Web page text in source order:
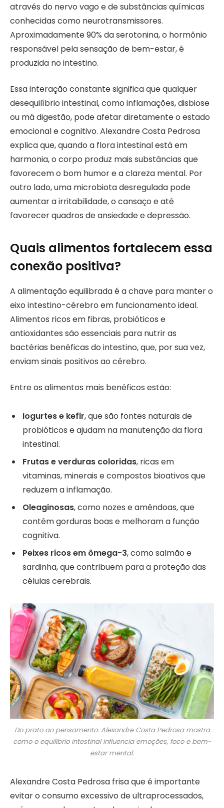
através do nervo vago e de substâncias químicas
conhecidas como neurotransmissores.
Aproximadamente 90% da serotonina, o hormônio
responsável pela sensação de bem-estar, é
produzida no intestino.
Essa interação constante significa que qualquer
desequilíbrio intestinal, como inflamações, disbiose
ou má digestão, pode afetar diretamente o estado
emocional e cognitivo. Alexandre Costa Pedrosa
explica que, quando a flora intestinal está em
harmonia, o corpo produz mais substâncias que
favorecem o bom humor e a clareza mental. Por
outro lado, uma microbiota desregulada pode
aumentar a irritabilidade, o cansaço e até
favorecer quadros de ansiedade e depressão.
Quais alimentos fortalecem essa
conexão positiva?
A alimentação equilibrada é a chave para manter o
eixo intestino-cérebro em funcionamento ideal.
Alimentos ricos em fibras, probióticos e
antioxidantes são essenciais para nutrir as
bactérias benéficas do intestino, que, por sua vez,
enviam sinais positivos ao cérebro.
Entre os alimentos mais benéficos estão:
Iogurtes e kefir, que são fontes naturais de
probióticos e ajudam na manutenção da flora
intestinal.
Frutas e verduras coloridas, ricas em
vitaminas, minerais e compostos bioativos que
reduzem a inflamação.
Oleaginosas, como nozes e amêndoas, que
contêm gorduras boas e melhoram a função
cognitiva.
Peixes ricos em ômega-3, como salmão e
sardinha, que contribuem para a proteção das
células cerebrais.
Do prato ao pensamento: Alexandre Costa Pedrosa mostra
como o equilíbrio intestinal influencia emoções, foco e bem-
estar mental.
Alexandre Costa Pedrosa frisa que é importante
evitar o consumo excessivo de ultraprocessados,